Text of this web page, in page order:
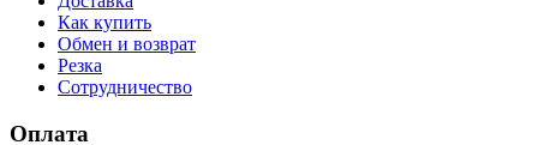
Как купить
Обмен и возврат
Резка
Сотрудничество
Оплата